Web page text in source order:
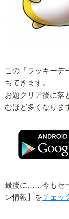
この「ラッキーデ
ちてきます。
お題クリア後に落
むほど多くなりま
最後に……今もセ
ン情報】をチェッ